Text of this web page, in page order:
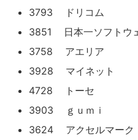
3793 ドリコム
3851 日本一ソフトウ
3758 アエリア
3928 マイネット
4728 トーセ
3903 ｇｕｍｉ
3624 アクセルマーク